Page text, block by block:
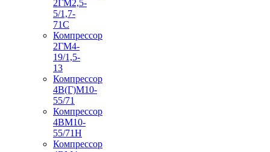
2ГМ2,5-
5/1,7-
71С
Компрессор
2ГМ4-
19/1,5-
13
Компрессор
4В(Г)М10-
55/71
Компрессор
4ВМ10-
55/71Н
Компрессор